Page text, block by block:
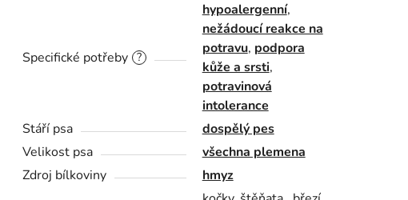
?
Specifické potřeby
hypoalergenní,
nežádoucí reakce na
potravu, podpora
kůže a srsti,
potravinová
intolerance
Stáří psa
dospělý pes
Velikost psa
všechna plemena
Zdroj bílkoviny
hmyz